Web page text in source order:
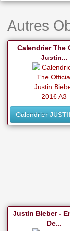
Autres
Calendrier The
Justin...
Calendrier
Justin Bieber -
De...